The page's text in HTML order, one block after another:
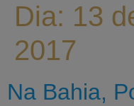
Dia: 13
2017
Na Bahia,